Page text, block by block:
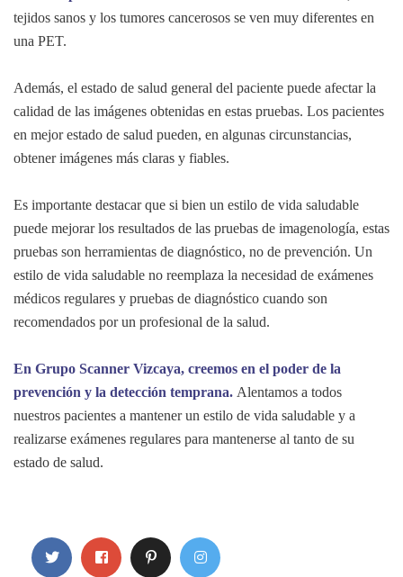
tejidos sanos y los tumores cancerosos se ven muy diferentes en
una PET.
Además, el estado de salud general del paciente puede afectar la
calidad de las imágenes obtenidas en estas pruebas. Los pacientes
en mejor estado de salud pueden, en algunas circunstancias,
obtener imágenes más claras y fiables.
Es importante destacar que si bien un estilo de vida saludable
puede mejorar los resultados de las pruebas de imagenología, estas
pruebas son herramientas de diagnóstico, no de prevención. Un
estilo de vida saludable no reemplaza la necesidad de exámenes
médicos regulares y pruebas de diagnóstico cuando son
recomendados por un profesional de la salud.
En Grupo Scanner Vizcaya, creemos en el poder de la
prevención y la detección temprana. Alentamos a todos
nuestros pacientes a mantener un estilo de vida saludable y a
realizarse exámenes regulares para mantenerse al tanto de su
estado de salud.